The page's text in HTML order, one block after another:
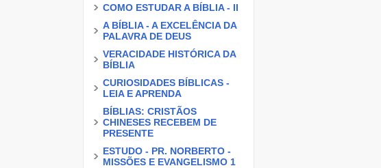
COMO ESTUDAR A BÍBLIA - II
A BÍBLIA - A EXCELÊNCIA DA
PALAVRA DE DEUS
VERACIDADE HISTÓRICA DA
BÍBLIA
CURIOSIDADES BÍBLICAS -
LEIA E APRENDA
BÍBLIAS: CRISTÃOS
CHINESES RECEBEM DE
PRESENTE
ESTUDO - PR. NORBERTO -
MISSÕES E EVANGELISMO 1